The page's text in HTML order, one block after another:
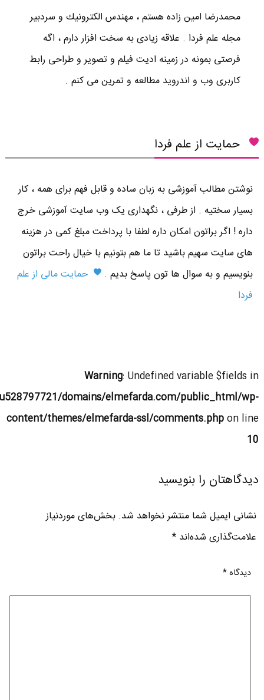
محمدرضا امين زاده هستم ، مهندس الكترونيك و سردبير
مجله علم فردا . علاقه زیادی به سخت افزار دارم ، اگه
فرصتی بمونه در زمینه ادیت فیلم و تصویر و طراحی رابط
کاربری وب و اندروید مطالعه و تمرین می کنم .
حمایت از علم فردا
نوشتن مطالب آموزشی به زبان ساده و قابل فهم برای همه ، کار
بسیار سختیه . از طرفی ، نگهداری یک وب سایت آموزشی خرج
داره ! اگر براتون امکان داره لطفا با پرداخت مبلغ کمی در هزینه
های سایت سهیم باشید تا ما هم بتونیم با خیال راحت براتون
بنویسیم و به سوال ها تون پاسخ بدیم .
حمایت مالی از علم
فردا
Warning: Undefined variable $fields in
domains/elmefarda.com/public_html/wp-
content/themes/elmefarda-ssl/comments.phpon line
10
دیدگاهتان را بنویسید
نشانی ایمیل شما منتشر نخواهد شد. بخش‌های موردنیاز
علامت‌گذاری شده‌اند*
دیدگاه*